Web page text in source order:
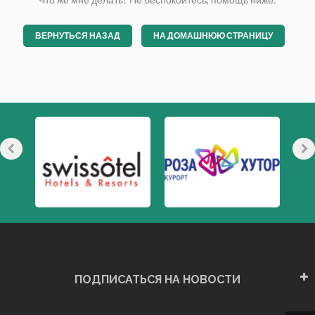
ВЕРНУТЬСЯ НАЗАД НА ДОМАШНЮЮ СТРАНИЦУ
ПОДПИСАТЬСЯ НА НОВОСТИ